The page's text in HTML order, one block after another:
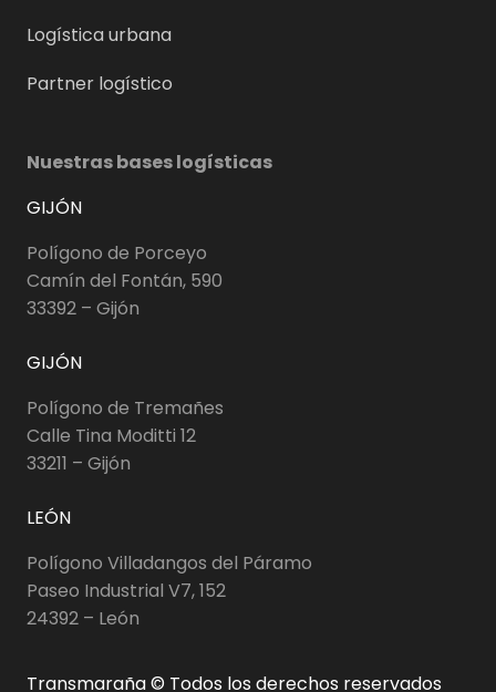
Logística urbana
Partner logístico
Nuestras bases logísticas
GIJÓN
Polígono de Porceyo
Camín del Fontán, 590
33392 – Gijón
GIJÓN
Polígono de Tremañes
Calle Tina Moditti 12
33211 – Gijón
LEÓN
Polígono Villadangos del Páramo
Paseo Industrial V7, 152
24392 – León
Transmaraña © Todos los derechos reservados